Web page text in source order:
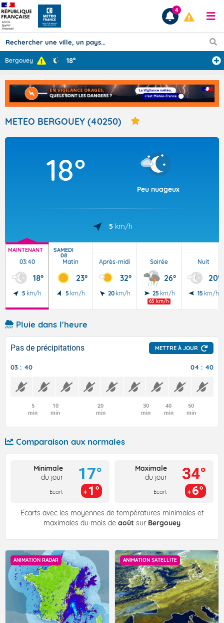
Prévisions
TOUS LES RÉSULTATS
Articles
4
Bergouey 18°
METEO BERGOUEY (40250)
18°
Peu nuageux
5 km/h
MAINTENANT
03:40
18°
5 km/h
SAMEDI
08
Matin
23°
5 km/h
Après-midi
32°
20 km/h
Soirée
26°
25 km/h
65 km/h
Nuit
20°
15 km/h
Pluie dans l'heure
Pas de précipitations METTRE À JOUR
03 : 40 04 : 40
5
min
10
min
20
min
30
min
40
min
50
min
Comparaison aux normales
Minimale
du jour
Ecart
17°
1°
Maximale
du jour
Ecart
34°
6°
Écarts avec les moyennes de températures minimales et
maximales du mois de août sur Bergouey
ANIMATION RADAR ANIMATION SATELLITE